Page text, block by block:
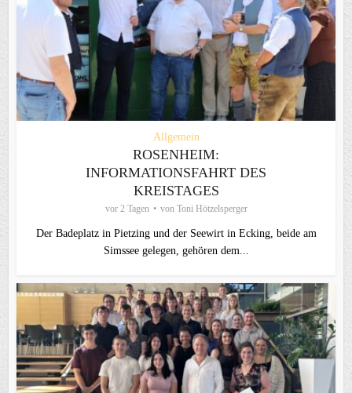
Allgemein
ROSENHEIM:
INFORMATIONSFAHRT DES
KREISTAGES
vor 2 Tagen von Toni Hötzelsperger
Der Badeplatz in Pietzing und der Seewirt in Ecking, beide am
Simssee gelegen, gehören dem...